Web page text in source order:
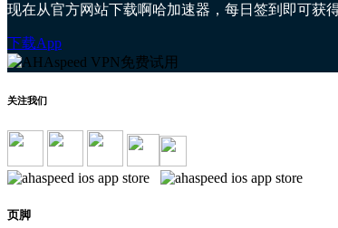
现在从官方网站下载啊哈加速器，每日签到即可获
下载App
关注我们
页脚